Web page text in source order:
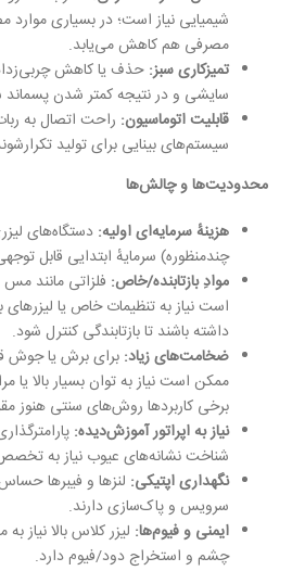
شیمیایی نیاز است؛ در بسیاری
مصرفی هم کاهش می‌یابد.
تمیزکاری سبز: حذف یا کاهش
سایشی و در نتیجه کمتر شدن پسماند
قابلیت اتوماسیون:
سیستم‌های بینایی برای تولید
محدودیت‌ها و چالش‌ها
هزینهٔ سرمایه‌ای اولیه: دستگاه‌های
چندمنظوره) سرمایهٔ ابتدایی قابل
موادِ بازتابنده/خاص: فلزاتی مانند مس
است نیاز به تنظیمات خاص یا
داشته باشند تا بازتابندگی کنترل شود.
ضخامت‌های زیاد: برای برش یا
ممکن است نیاز به توان بسیار بالا یا
برخی کاربردها روش‌های سنتی هنوز
نیاز به اپراتور آموزش‌دیده:
شناخت نشانه‌های عیوب نیاز به
نگهداری اپتیکی: لنزها و فیبرها
سرویس و پاک‌سازی دارند.
ایمنی و فیوم‌ها: لیزر کلاس بالا نیاز
چشم و استخراج دود/فیوم دارد.